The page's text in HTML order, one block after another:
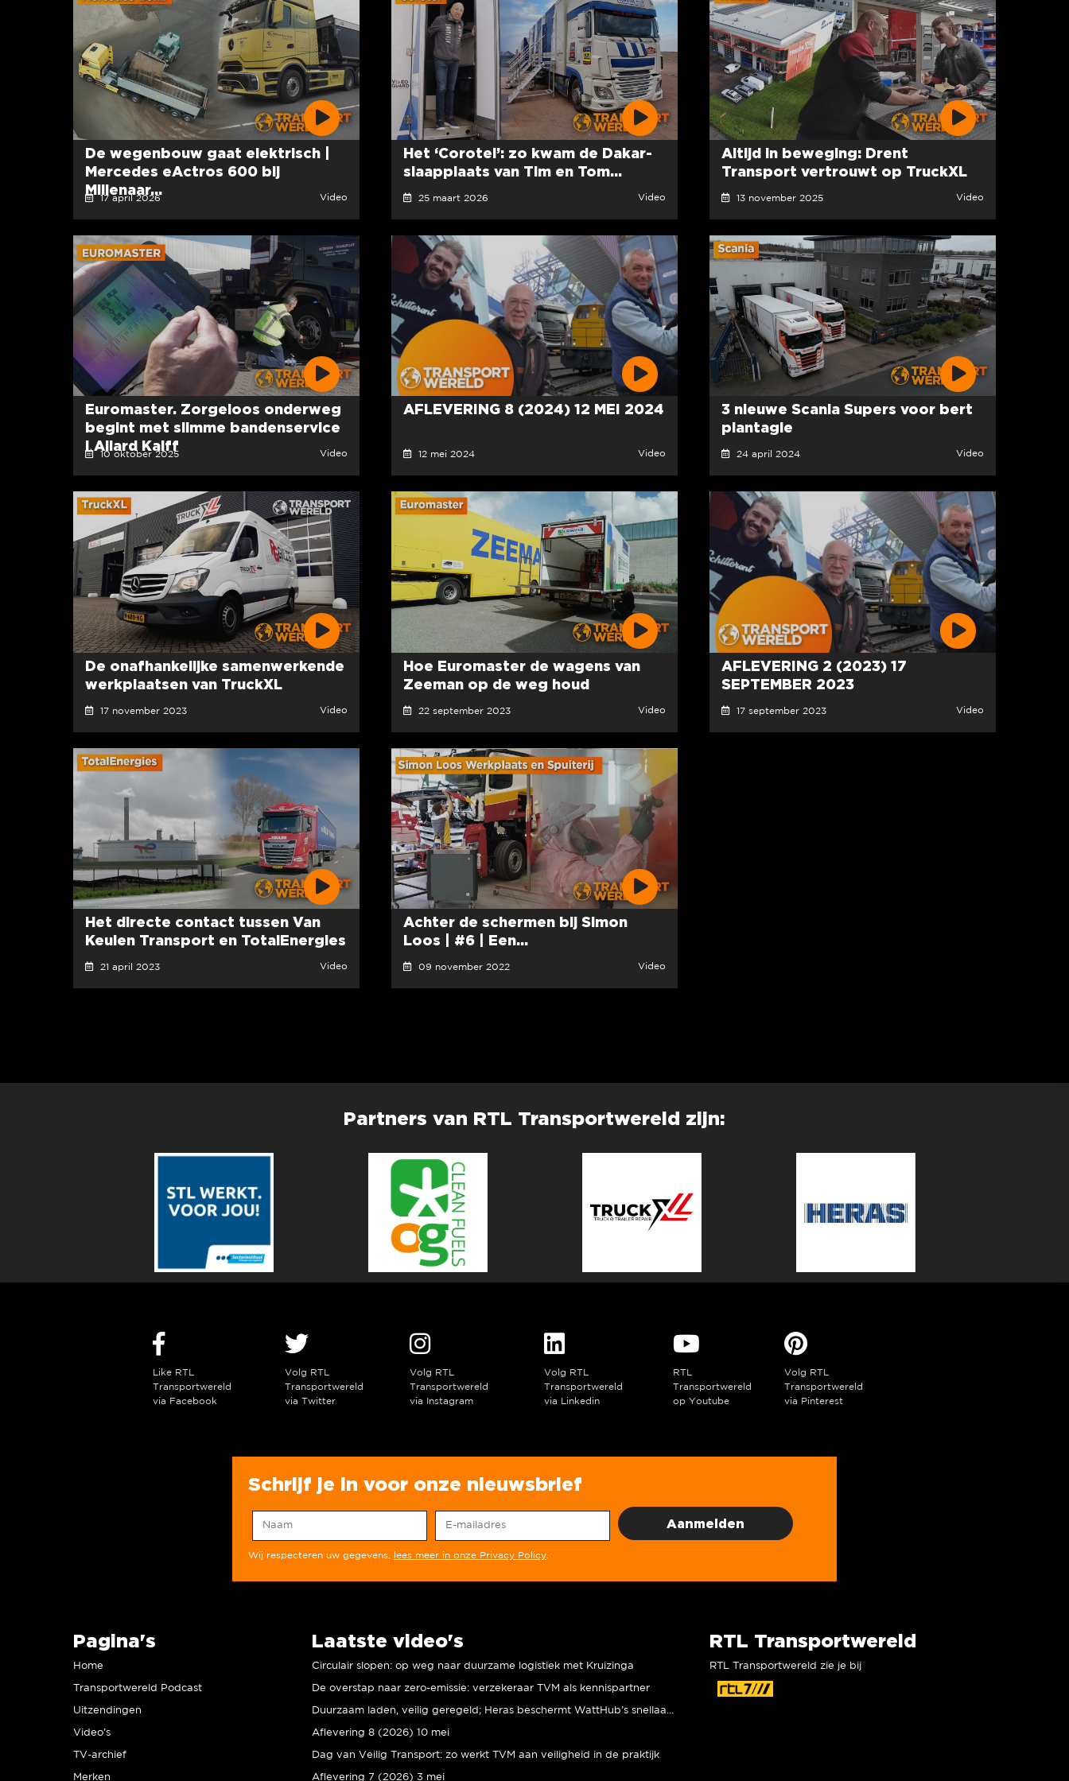
De wegenbouw gaat elektrisch |
Mercedes eActros 600 bij
Millenaar...
17 april 2026 Video
Het ‘Corotel’: zo kwam de Dakar-
slaapplaats van Tim en Tom...
25 maart 2026 Video
Altijd in beweging: Drent
Transport vertrouwt op TruckXL
13 november 2025 Video
Euromaster. Zorgeloos onderweg
begint met slimme bandenservice
I Allard Kalff
10 oktober 2025 Video
AFLEVERING 8 (2024) 12 MEI 2024
12 mei 2024 Video
3 nieuwe Scania Supers voor bert
plantagie
24 april 2024 Video
De onafhankelijke samenwerkende
werkplaatsen van TruckXL
17 november 2023 Video
Hoe Euromaster de wagens van
Zeeman op de weg houd
22 september 2023 Video
AFLEVERING 2 (2023) 17
SEPTEMBER 2023
17 september 2023 Video
Het directe contact tussen Van
Keulen Transport en TotalEnergies
21 april 2023 Video
Achter de schermen bij Simon
Loos | #6 | Een...
09 november 2022 Video
Partners van RTL Transportwereld zijn:
Like RTL
Transportwereld
via Facebook
Volg RTL
Transportwereld
via Twitter
Volg RTL
Transportwereld
via Instagram
Volg RTL
Transportwereld
via Linkedin
RTL
Transportwereld
op Youtube
Volg RTL
Transportwereld
via Pinterest
Schrijf je in voor onze nieuwsbrief
Wij respecteren uw gegevens, lees meer in onze Privacy Policy
Pagina's
Home
Transportwereld Podcast
Uitzendingen
Video’s
TV-archief
Merken
Laatste video's
Circulair slopen: op weg naar duurzame logistiek met Kruizinga
De overstap naar zero-emissie: verzekeraar TVM als kennispartner
Aflevering 8 (2026) 10 mei
Dag van Veilig Transport: zo werkt TVM aan veiligheid in de praktijk
Aflevering 7 (2026) 3 mei
RTL Transportwereld
RTL Transportwereld zie je bij